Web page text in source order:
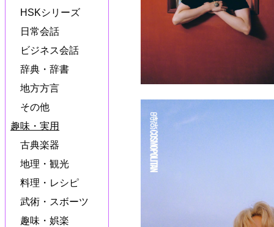
HSKシリーズ
日常会話
ビジネス会話
辞典・辞書
地方方言
その他
趣味・実用
古典楽器
地理・観光
料理・レシピ
武術・スボーツ
趣味・娯楽